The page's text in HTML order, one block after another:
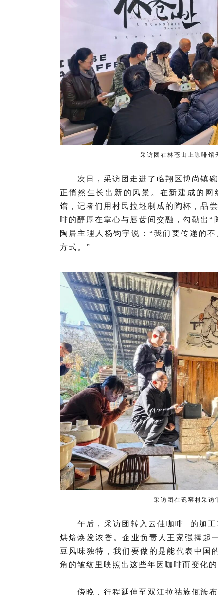
采访团在林苍山上咖啡馆
次日，采访团走进了临翔区博尚镇
正悄然生长出新的风景。在新建成的
馆，记者们用村民拉坯制成的陶杯，品
啡的醇厚在掌心与唇齿间交融，勾勒出
陶居主理人杨钧宇说：“我们要传递的
方式。”
采访团在碗窑村采访
午后，采访团转入云佳咖啡
的加
烘焙焕发浓香。企业负责人王家强捧起
豆风味独特，我们要做的是能代表中国
角的皱纹里映照出这些年因咖啡而变化
傍晚，行程延伸至双江拉祜族佤族